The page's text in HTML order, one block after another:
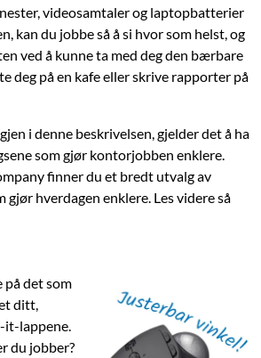
videosamtaler og laptopbatterier
kan du jobbe så å si hvor som helst, og
ved å kunne ta med deg den bærbare
deg på en kafe eller skrive rapporter på
i denne beskrivelsen, gjelder det å ha
som gjør kontorjobben enklere.
finner du et bredt utvalg av
hverdagen enklere. Les videre så
på det som
ditt,
lappene.
du jobber?